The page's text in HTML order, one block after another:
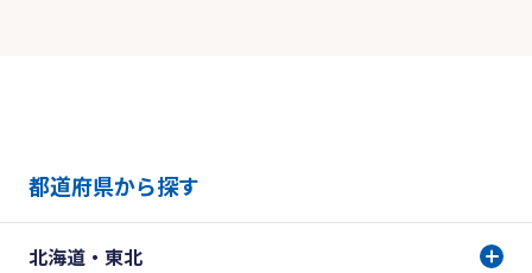
都道府県から探す
北海道・東北